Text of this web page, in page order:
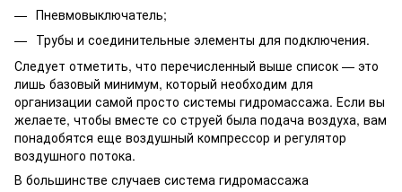
Пневмовыключатель;
Трубы и соединительные элементы для подключения.
Следует отметить, что перечисленный выше список — это
лишь базовый минимум, который необходим для
организации самой просто системы гидромассажа. Если вы
желаете, чтобы вместе со струей была подача воздуха, вам
понадобятся еще воздушный компрессор и регулятор
воздушного потока.
В большинстве случаев система гидромассажа